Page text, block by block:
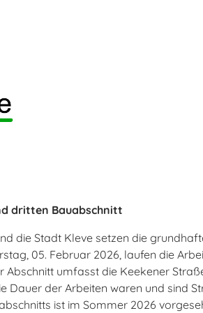
dritten Bauabschnitt
die Stadt Kleve setzen die
05. Februar 2026, laufen die
Abschnitt umfasst die Keekener
Dauer der Arbeiten waren und sind
ist im Sommer 2026